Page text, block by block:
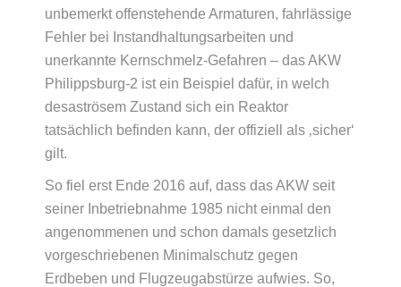
unbemerkt offenstehende Armaturen, fahrlässige
Fehler bei Instandhaltungsarbeiten und
unerkannte Kernschmelz-Gefahren – das AKW
Philippsburg‑2 ist ein Beispiel dafür, in welch
desaströsem Zustand sich ein Reaktor
tatsächlich befinden kann, der offiziell als ‚sicher‘
gilt.
So fiel erst Ende 2016 auf, dass das AKW seit
seiner Inbetriebnahme 1985 nicht einmal den
angenommenen und schon damals gesetzlich
vorgeschriebenen Minimalschutz gegen
Erdbeben und Flugzeugabstürze aufwies. So,